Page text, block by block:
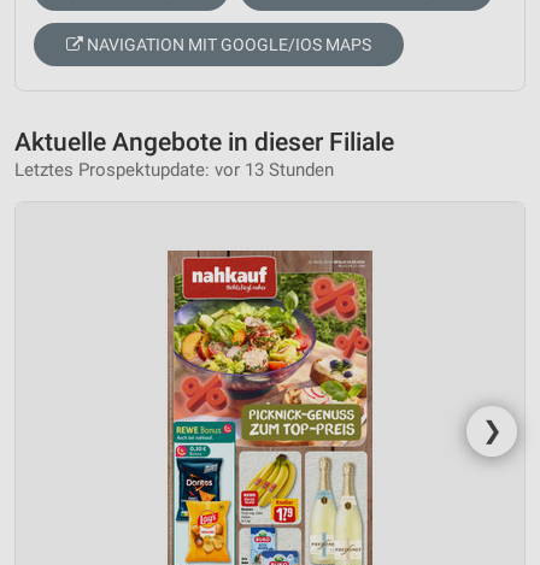
NAVIGATION MIT GOOGLE/IOS MAPS
Aktuelle Angebote in dieser Filiale
Letztes Prospektupdate: vor 13 Stunden
❯